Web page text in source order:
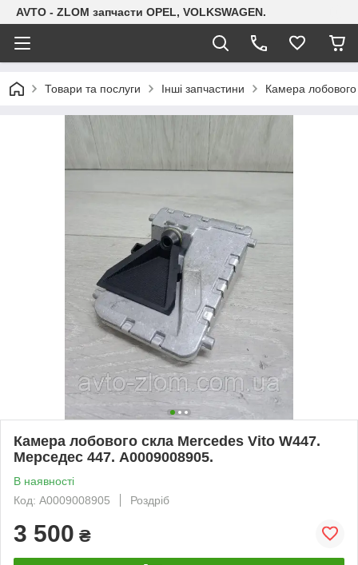
AVTO - ZLOM запчасти OPEL, VOLKSWAGEN.
Товари та послуги Інші запчастини Камера
Камера лобового скла Mercedes Vito W447.
Мерседес 447. A0009008905.
В наявності
Код: A0009008905
Роздріб
3 500 ₴